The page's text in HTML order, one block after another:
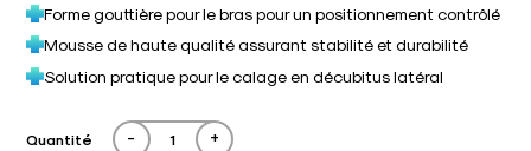
Forme gouttière pour le bras pour un positionnement contrôlé
Mousse de haute qualité assurant stabilité et durabilité
Solution pratique pour le calage en décubitus latéral
Quantité - +